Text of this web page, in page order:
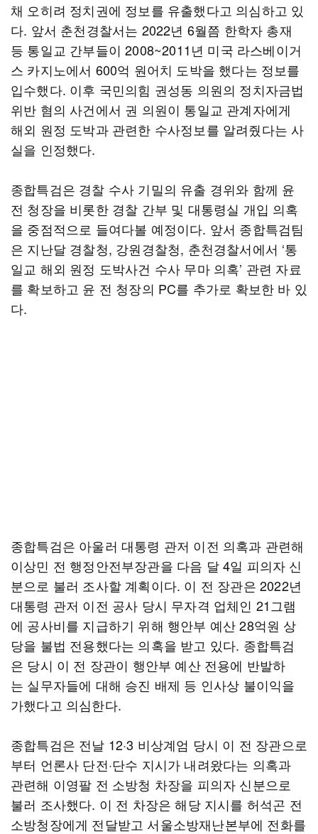
채 오히려 정치권에 정보를 유출했다고 의심하고 있
다. 앞서 춘천경찰서는 2022년 6월쯤 한학자 총재
등 통일교 간부들이 2008~2011년 미국 라스베이거
스 카지노에서 600억 원어치 도박을 했다는 정보를
입수했다. 이후 국민의힘 권성동 의원의 정치자금법
위반 혐의 사건에서 권 의원이 통일교 관계자에게
해외 원정 도박과 관련한 수사정보를 알려줬다는 사
실을 인정했다.
종합특검은 경찰 수사 기밀의 유출 경위와 함께 윤
전 청장을 비롯한 경찰 간부 및 대통령실 개입 의혹
을 중점적으로 들여다볼 예정이다. 앞서 종합특검팀
은 지난달 경찰청, 강원경찰청, 춘천경찰서에서 ‘통
일교 해외 원정 도박사건 수사 무마 의혹’ 관련 자료
를 확보하고 윤 전 청장의 PC를 추가로 확보한 바 있
다.
종합특검은 아울러 대통령 관저 이전 의혹과 관련해
이상민 전 행정안전부장관을 다음 달 4일 피의자 신
분으로 불러 조사할 계획이다. 이 전 장관은 2022년
대통령 관저 이전 공사 당시 무자격 업체인 21그램
에 공사비를 지급하기 위해 행안부 예산 28억원 상
당을 불법 전용했다는 의혹을 받고 있다. 종합특검
은 당시 이 전 장관이 행안부 예산 전용에 반발하
는 실무자들에 대해 승진 배제 등 인사상 불이익을
가했다고 의심한다.
종합특검은 전날 12·3 비상계엄 당시 이 전 장관으로
부터 언론사 단전·단수 지시가 내려왔다는 의혹과
관련해 이영팔 전 소방청 차장을 피의자 신분으로
불러 조사했다. 이 전 차장은 해당 지시를 허석곤 전
소방청장에게 전달받고 서울소방재난본부에 전화를